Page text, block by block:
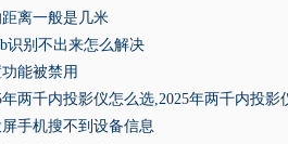
离一般是几米
识别不出来怎么解决
能被禁用
年两千内投影仪怎么选,2025年两千内投影
手机搜不到设备信息